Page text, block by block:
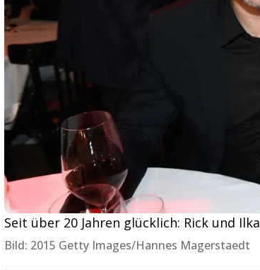
Seit über 20 Jahren glücklich: Rick und
Bild: 2015 Getty Images/Hannes Magerstaedt